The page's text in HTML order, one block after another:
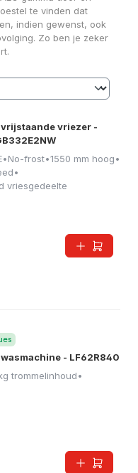
te vinden dat
indien gewenst, ook
Zo ben je zeker
vriezer -
•No-frost•1550 mm hoog•
•
vriesgedeelte
- LF62R840
trommelinhoud•